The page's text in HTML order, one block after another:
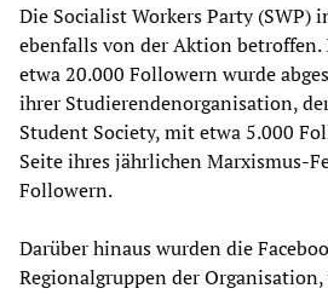
Die Socialist Workers Party
ebenfalls von der Aktion
etwa 20.000 Followern wurde
ihrer Studierendenorganisation,
Student Society, mit etwa 5.000
Seite ihres jährlichen Marxismus-
Followern.
Darüber hinaus wurden die
Regionalgruppen der